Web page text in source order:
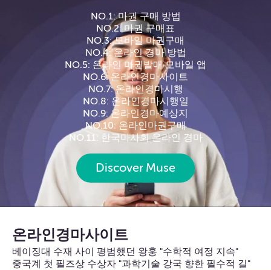
NO.1: 마권 구매 방법
NO.2: 마권 구매표
NO.3: 모바일 마권구매
NO.4: 온라인 경마 방법
NO.5: 온라인 마권발매 모바일 앱
NO.6: 온라인경마사이트
NO.7: 온라인경마시행
NO.8: 온라인경마시행일
NO.9: 온라인경마예상지
NO.10: 온라인마권구매
NO.11: 한국마사회 온라인 경마
Discover Muse
온라인경마사이트
베이징대 수재 사이 평범했던 왕훙 "수학적 여정 지속"
중국계 첫 필즈상 수상자 "과학기술 강국 향한 필수적 길"